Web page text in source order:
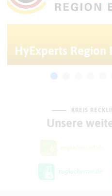
HyExperts Region
KREIS
Unsere